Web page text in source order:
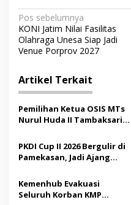
N
a
v
i
g
a
s
i
p
o
s
Pos sebelumnya
KONI Jatim Nilai Fasilitas
Olahraga Unesa Siap Jadi
Venue Porprov 2027
Artikel Terkait
Pemilihan Ketua OSIS MTs
Nurul Huda II Tambaksari
Demokrasi bagi Siswa
PKDI Cup II 2026 Bergulir di
Pamekasan, Jadi Ajang
Madura
Kemenhub Evakuasi
Seluruh Korban KMP